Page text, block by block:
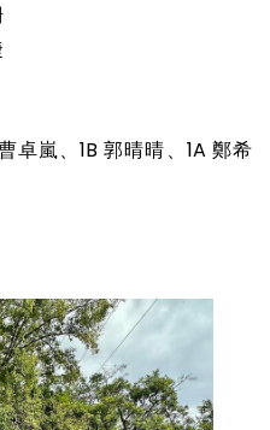
卓嵐、1B 郭晴晴、1A 鄭希